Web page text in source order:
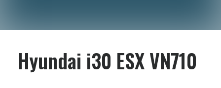
Hyundai i30 ESX VN710